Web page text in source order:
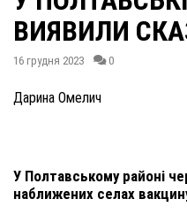
ВИЯВИЛИ
16 грудня 2023 0
Дарина Омелич
У Полтавському районі
наближених селах